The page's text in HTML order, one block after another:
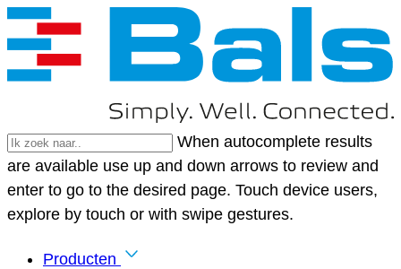
When autocomplete results
are available use up and down arrows to review and
enter to go to the desired page. Touch device users,
explore by touch or with swipe gestures.
Producten